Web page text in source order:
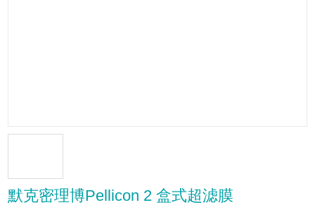
默克密理博Pellicon 2 盒式超滤膜